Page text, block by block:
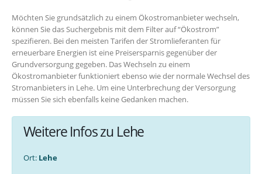
Möchten Sie grundsätzlich zu einem Ökostromanbieter wechseln,
können Sie das Suchergebnis mit dem Filter auf “Ökostrom”
spezifieren. Bei den meisten Tarifen der Stromlieferanten für
erneuerbare Energien ist eine Preisersparnis gegenüber der
Grundversorgung gegeben. Das Wechseln zu einem
Ökostromanbieter funktioniert ebenso wie der normale Wechsel des
Stromanbieters in Lehe. Um eine Unterbrechung der Versorgung
müssen Sie sich ebenfalls keine Gedanken machen.
Weitere Infos zu Lehe
Ort: Lehe